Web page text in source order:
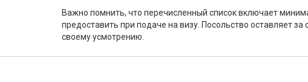
Важно помнить, что перечисленный список включает
предоставить при подаче на визу. Посольство оставляет
своему усмотрению.